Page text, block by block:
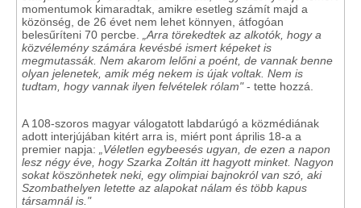
momentumok kimaradtak, amikre esetleg számít majd a
közönség, de 26 évet nem lehet könnyen, átfogóan
belesűríteni 70 percbe.
„Arra törekedtek az alkotók, hogy a
közvélemény számára kevésbé ismert képeket is
megmutassák. Nem akarom lelőni a poént, de vannak benne
olyan jelenetek, amik még nekem is újak voltak. Nem is
tudtam, hogy vannak ilyen felvételek rólam"- tette hozzá.
A 108-szoros magyar válogatott labdarúgó a közmédiának
adott interjújában kitért arra is, miért pont április 18-a a
premier napja:
„Véletlen egybeesés ugyan, de ezen a napon
lesz négy éve, hogy Szarka Zoltán itt hagyott minket. Nagyon
sokat köszönhetek neki, egy olimpiai bajnokról van szó, aki
Szombathelyen letette az alapokat nálam és több kapus
társamnál is."